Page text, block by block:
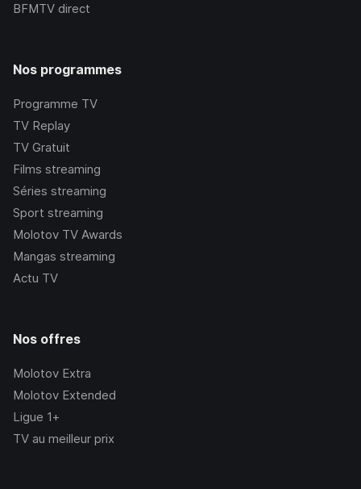
BFMTV direct
Nos programmes
Programme TV
TV Replay
TV Gratuit
Films streaming
Séries streaming
Sport streaming
Molotov TV Awards
Mangas streaming
Actu TV
Nos offres
Molotov Extra
Molotov Extended
Ligue 1+
TV au meilleur prix